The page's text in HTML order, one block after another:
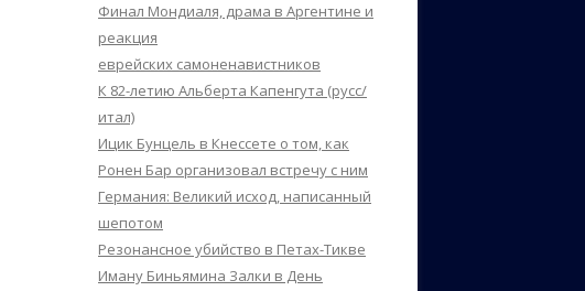
Финал Мондиаля, драма в Аргентине и
реакция
еврейских самоненавистников
К 82-летию Альберта Капенгута (русс/
итал)
Ицик Бунцель в Кнессете о том, как
Ронен Бар организовал встречу с ним
Германия: Великий исход, написанный
шепотом
Резонансное убийство в Петах-Тикве
Иману Биньямина Залки в День